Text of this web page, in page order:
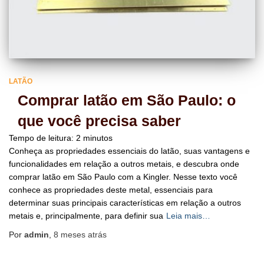
LATÃO
Comprar latão em São Paulo: o
que você precisa saber
Tempo de leitura: 2 minutos
Conheça as propriedades essenciais do latão, suas vantagens e
funcionalidades em relação a outros metais, e descubra onde
comprar latão em São Paulo com a Kingler. Nesse texto você
conhece as propriedades deste metal, essenciais para
determinar suas principais características em relação a outros
metais e, principalmente, para definir sua Leia mais…
Por admin 8 meses atrás